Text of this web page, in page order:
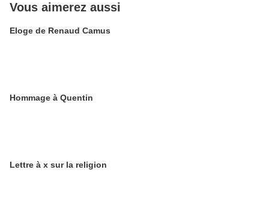
Vous aimerez aussi
Eloge de Renaud Camus
Hommage à Quentin
Lettre à x sur la religion